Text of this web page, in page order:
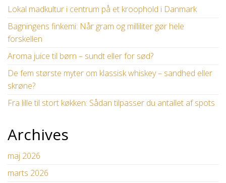
Lokal madkultur i centrum på et kroophold i Danmark
Bagningens finkemi: Når gram og milliliter gør hele
forskellen
Aroma juice til børn – sundt eller for sød?
De fem største myter om klassisk whiskey – sandhed eller
skrøne?
Fra lille til stort køkken: Sådan tilpasser du antallet af spots
Archives
maj 2026
marts 2026